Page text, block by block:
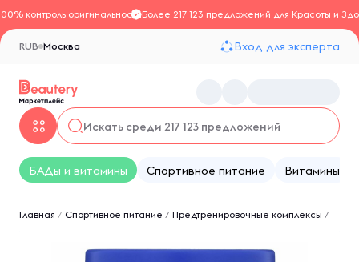
контроль оригинальностиБолее 217 123 предложений для Красоты и
Москва
RUB Вход для эксперта
БАДы и витамины Спортивное питание Витамины
Главная / Спортивное питание / Предтренировочные комплексы /